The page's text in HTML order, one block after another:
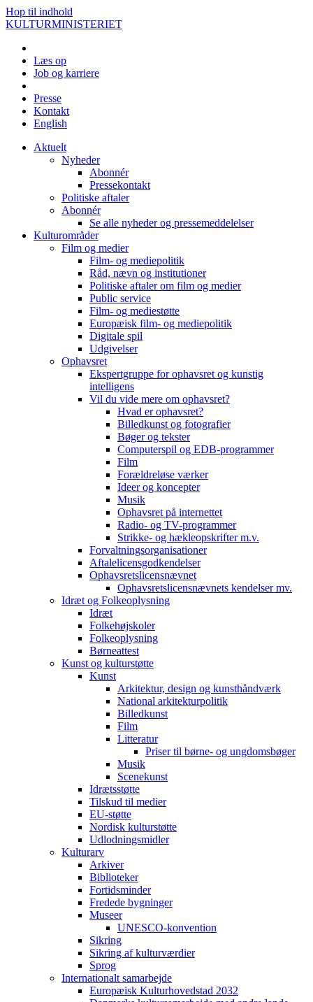
Hop til indhold
KULTURMINISTERIET
Læs op
Job og karriere
Presse
Kontakt
English
Aktuelt
Nyheder
Abonnér
Pressekontakt
Politiske aftaler
Abonnér
Se alle nyheder og pressemeddelelser
Kulturområder
Film og medier
Film- og mediepolitik
Råd, nævn og institutioner
Politiske aftaler om film og medier
Public service
Film- og mediestøtte
Europæisk film- og mediepolitik
Digitale spil
Udgivelser
Ophavsret
Ekspertgruppe for ophavsret og kunstig
intelligens
Vil du vide mere om ophavsret?
Hvad er ophavsret?
Billedkunst og fotografier
Bøger og tekster
Computerspil og EDB-programmer
Film
Forældreløse værker
Ideer og koncepter
Musik
Ophavsret på internettet
Radio- og TV-programmer
Strikke- og hækleopskrifter m.v.
Forvaltningsorganisationer
Aftalelicensgodkendelser
Ophavsretslicensnævnet
Ophavsretslicensnævnets kendelser mv.
Idræt og Folkeoplysning
Idræt
Folkehøjskoler
Folkeoplysning
Børneattest
Kunst og kulturstøtte
Kunst
Arkitektur, design og kunsthåndværk
National arkitekturpolitik
Billedkunst
Film
Litteratur
Priser til børne- og ungdomsbøger
Musik
Scenekunst
Idrætsstøtte
Tilskud til medier
EU-støtte
Nordisk kulturstøtte
Udlodningsmidler
Kulturarv
Arkiver
Biblioteker
Fortidsminder
Fredede bygninger
Museer
UNESCO-konvention
Sikring
Sikring af kulturværdier
Sprog
Internationalt samarbejde
Europæisk Kulturhovedstad 2032